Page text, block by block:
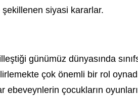
siyasi kararlar.
günümüz dünyasında
çok önemli bir rol
çocukların